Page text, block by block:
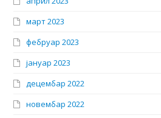
март 2023
фебруар 2023
јануар 2023
децембар 2022
новембар 2022